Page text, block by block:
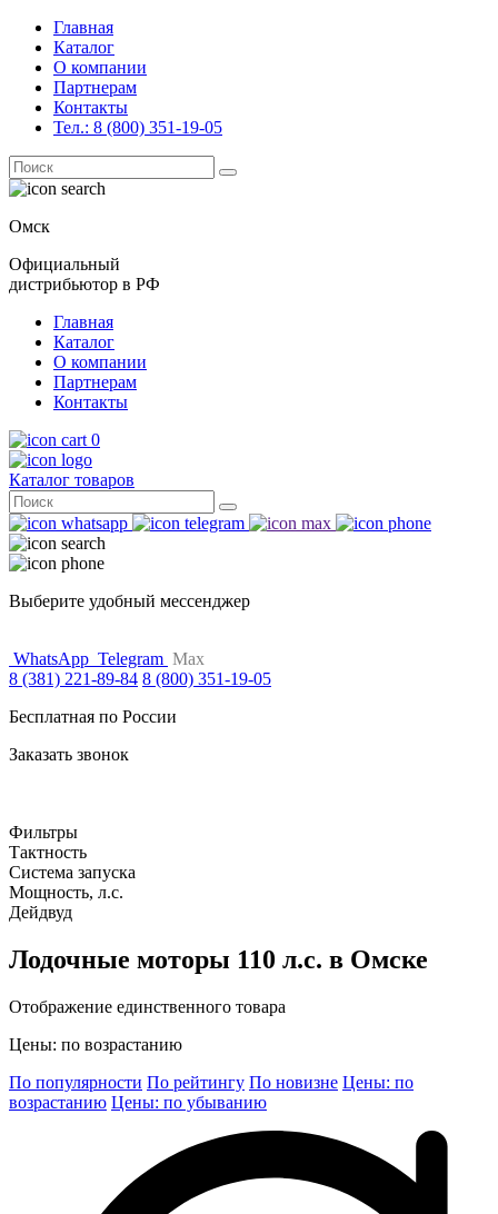
Главная
Каталог
О компании
Партнерам
Контакты
Тел.: 8 (800) 351-19-05
Поиск
for:
Омск
Официальный
дистрибьютор в РФ
Главная
Каталог
О компании
Партнерам
Контакты
0
Каталог товаров
Поиск
for:
Выберите удобный мессенджер
WhatsApp Telegram Max
8 (381) 221-89-84 8 (800) 351-19-05
Бесплатная по России
Заказать звонок
Фильтры
Тактность
Система запуска
Мощность, л.с.
Дейдвуд
Лодочные моторы 110 л.с. в Омске
Отображение единственного товара
Цены: по возрастанию
По популярности По рейтингу По новизне Цены: по
возрастанию Цены: по убыванию